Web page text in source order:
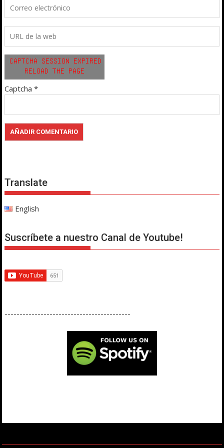
Captcha *
Translate
English
Suscríbete a nuestro Canal de Youtube!
------------------------------------------